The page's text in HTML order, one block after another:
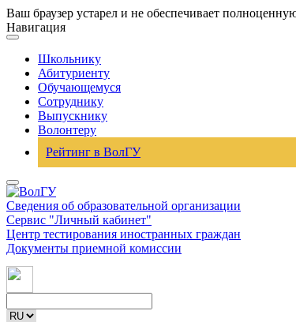
Ваш браузер устарел и не обеспечивает
Навигация
Школьнику
Абитуриенту
Обучающемуся
Сотруднику
Выпускнику
Волонтеру
Рейтинг в ВолГУ
Сведения об образовательной организации
Сервис "Личный кабинет"
Центр тестирования иностранных граждан
Документы приемной комиссии